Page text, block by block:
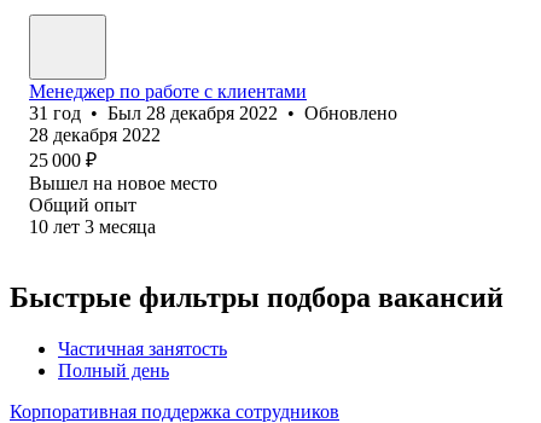
Менеджер по работе с клиентами
31 год • Был 28 декабря 2022 • Обновлено
28 декабря 2022
25 000 ₽
Вышел на новое место
Общий опыт
10 лет 3 месяца
Быстрые фильтры подбора вакансий
Частичная занятость
Полный день
Корпоративная поддержка сотрудников